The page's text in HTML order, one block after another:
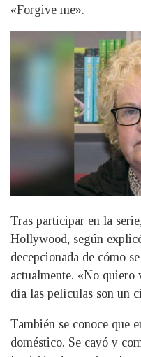
«Forgive me».
Tras participar en la
Hollywood, según
decepcionada de cómo
actualmente. «No
día las películas son un
También se conoce que
doméstico. Se cayó y